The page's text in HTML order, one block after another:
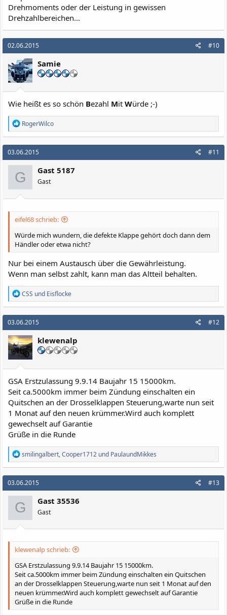
Drehmoments oder der Leistung in gewissen
Drehzahlbereichen...
02.06.2015 #10
Samie
Wie heißt es so schön Bezahl Mit Würde ;-)
R
e
a
k
t
i
o
n
e
n
RogerWilco
03.06.2015 #11
G Gast 5187
Gast
eifel68 schrieb:
Würde mich wundern, die defekte Klappe gehört doch dann dem
Händler oder etwa nicht?
Nur bei einem Austausch über die Gewährleistung.
Wenn man selbst zahlt, kann man das Altteil behalten.
R
e
a
k
t
i
o
n
e
n
CSS und Eisflocke
03.06.2015 #12
klewenalp
GSA Erstzulassung 9.9.14 Baujahr 15 15000km.
Seit ca.5000km immer beim Zündung einschalten ein
Quitschen an der Drosselklappen Steuerung,warte nun seit
1 Monat auf den neuen krümmer.Wird auch komplett
gewechselt auf Garantie
Grüße in die Runde
R
e
a
k
t
i
o
n
e
n
smilingalbert,Cooper1712 und PaulaundMikkes
03.06.2015 #13
G Gast 35536
Gast
klewenalp schrieb:
GSA Erstzulassung 9.9.14 Baujahr 15 15000km.
Seit ca.5000km immer beim Zündung einschalten ein Quitschen
an der Drosselklappen Steuerung,warte nun seit 1 Monat auf den
neuen krümmer.Wird auch komplett gewechselt auf Garantie
Grüße in die Runde